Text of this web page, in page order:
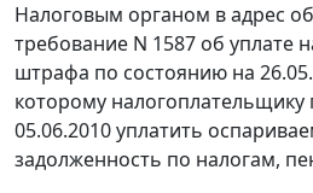
Налоговым органом в адрес
требование N 1587 об уплате
штрафа по состоянию на
которому
05.06.2010 уплатить
задолженность по налогам,